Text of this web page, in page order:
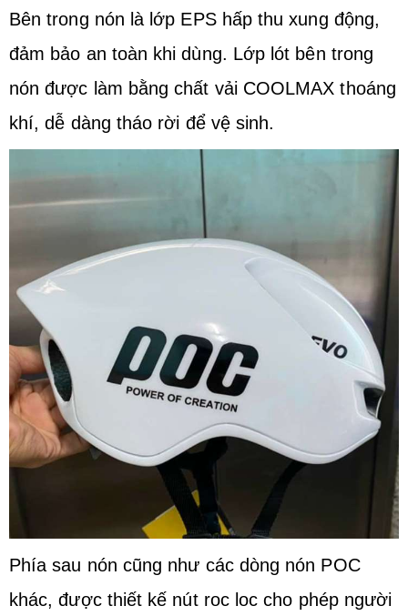
Bên trong nón là lớp EPS hấp thu xung động,
đảm bảo an toàn khi dùng. Lớp lót bên trong
nón được làm bằng chất vải COOLMAX thoáng
khí, dễ dàng tháo rời để vệ sinh.
Phía sau nón cũng như các dòng nón POC
khác, được thiết kế nút roc loc cho phép người